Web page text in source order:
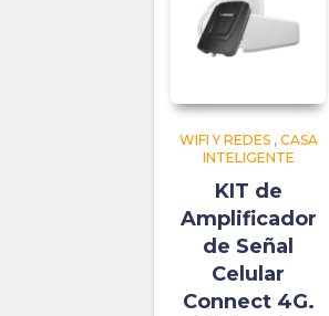
WIFI Y REDES, CASA
INTELIGENTE
KIT de
Amplificador
de Señal
Celular
Connect 4G.